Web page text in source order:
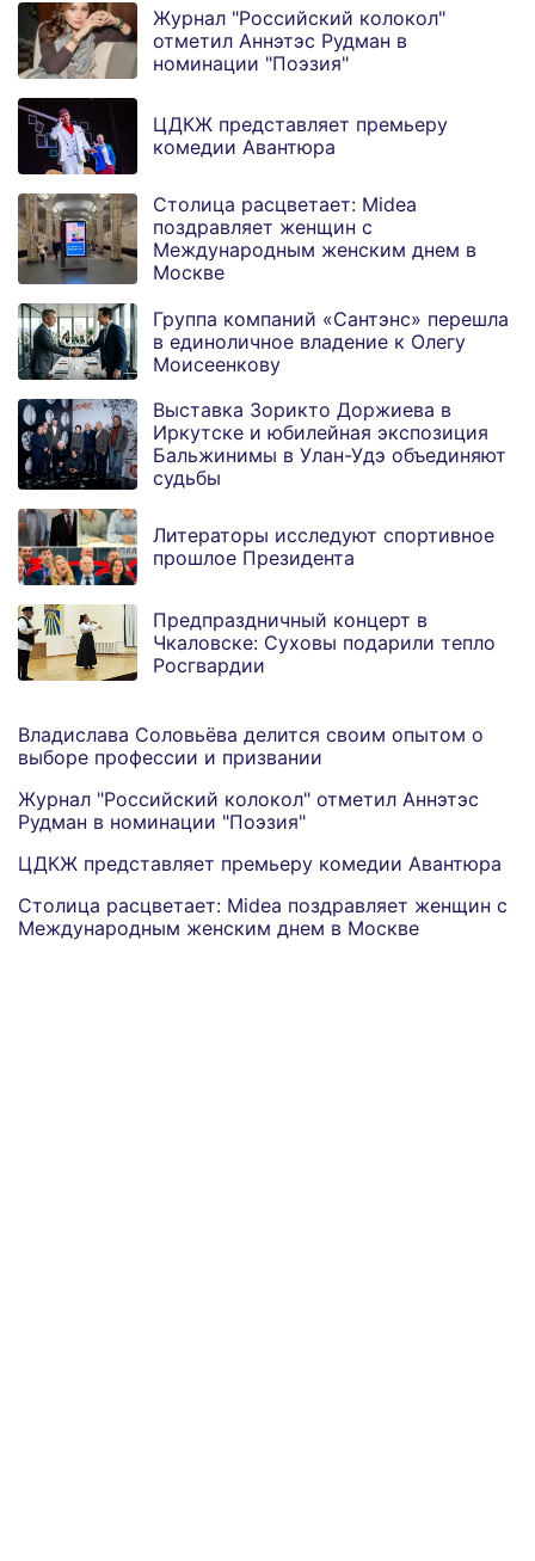
Журнал "Российский колокол"
отметил Аннэтэс Рудман в
номинации "Поэзия"
ЦДКЖ представляет премьеру
комедии Авантюра
Столица расцветает: Midea
поздравляет женщин с
Международным женским днем в
Москве
Группа компаний «Сантэнс» перешла
в единоличное владение к Олегу
Моисеенкову
Выставка Зорикто Доржиева в
Иркутске и юбилейная экспозиция
Бальжинимы в Улан-Удэ объединяют
судьбы
Литераторы исследуют спортивное
прошлое Президента
Предпраздничный концерт в
Чкаловске: Суховы подарили тепло
Росгвардии
Владислава Соловьёва делится своим опытом о
выборе профессии и призвании
Журнал "Российский колокол" отметил Аннэтэс
Рудман в номинации "Поэзия"
ЦДКЖ представляет премьеру комедии Авантюра
Столица расцветает: Midea поздравляет женщин с
Международным женским днем в Москве